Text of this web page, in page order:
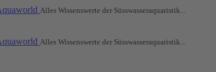
Alles Wissenswerte der Süsswasseraquaristik...
Alles Wissenswerte der Süsswasseraquaristik...